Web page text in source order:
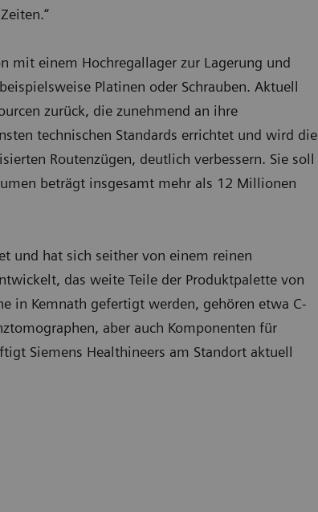
mit einem Hochregallager zur Lagerung und
Platinen oder Schrauben. Aktuell
zurück, die zunehmend an ihre
technischen Standards errichtet und wird die
Routenzügen, deutlich verbessern. Sie soll
beträgt insgesamt mehr als 12 Millionen
und hat sich seither von einem reinen
das weite Teile der Produktpalette von
in Kemnath gefertigt werden, gehören etwa C-
aber auch Komponenten für
Siemens Healthineers am Standort aktuell